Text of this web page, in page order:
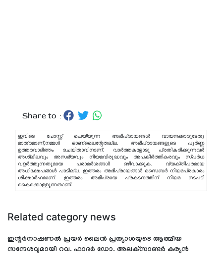
Share to :
ഇവിടെ പോസ്റ്റ് ചെയ്യുന്ന അഭിപ്രായങ്ങള്‍ വായനക്കാരുടേതു
മാത്രമാണ്,നമ്മൾ ഓണ്ലൈന്റേതല്ല. അഭിപ്രായങ്ങളുടെ പൂർണ്ണ
ഉത്തരവാദിത്തം രചയിതാവിനാണ്. വാര്‍ത്തകളോടു പ്രതികരിക്കുന്നവര്‍
അശ്ലീലവും അസഭ്യവും നിയമവിരുദ്ധവും അപകീര്‍ത്തികരവും സ്പര്‍ധ
വളര്‍ത്തുന്നതുമായ പരാമര്‍ശങ്ങള്‍ ഒഴിവാക്കുക. വ്യക്തിപരമായ
അധിക്ഷേപങ്ങള്‍ പാടില്ല. ഇത്തരം അഭിപ്രായങ്ങള്‍ സൈബര്‍ നിയമപ്രകാരം
ശിക്ഷാര്‍ഹമാണ്. ഇത്തരം അഭിപ്രായ പ്രകടനത്തിന് നിയമ നടപടി
കൈക്കൊള്ളുന്നതാണ്.
Related category news
ഇന്റര്‍നാഷണല്‍ പ്രയര്‍ ലൈന്‍ പ്രത്യാശയുടെ ആത്മീയ
സന്ദേശവുമായി റവ. ഫാദര്‍ ഡോ. അലക്‌സാണ്ടര്‍ കുര്യന്‍